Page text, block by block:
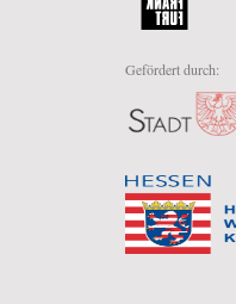
Gefördert durch: